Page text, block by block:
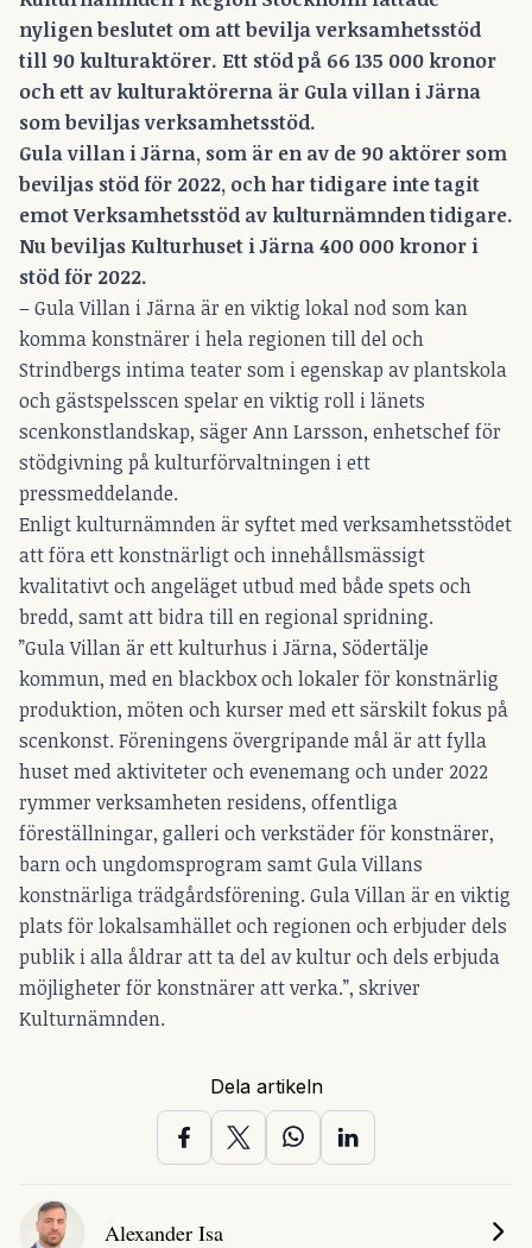
nyligen beslutet om att bevilja verksamhetsstöd
till 90 kulturaktörer. Ett stöd på 66 135 000 kronor
och ett av kulturaktörerna är Gula villan i Järna
som beviljas verksamhetsstöd.
Gula villan i Järna, som är en av de 90 aktörer som
beviljas stöd för 2022, och har tidigare inte tagit
emot Verksamhetsstöd av kulturnämnden tidigare.
Nu beviljas Kulturhuset i Järna 400 000 kronor i
stöd för 2022.
– Gula Villan i Järna är en viktig lokal nod som kan
komma konstnärer i hela regionen till del och
Strindbergs intima teater som i egenskap av plantskola
och gästspelsscen spelar en viktig roll i länets
scenkonstlandskap, säger Ann Larsson, enhetschef för
stödgivning på kulturförvaltningen i ett
pressmeddelande.
Enligt kulturnämnden är syftet med verksamhetsstödet
att föra ett konstnärligt och innehållsmässigt
kvalitativt och angeläget utbud med både spets och
bredd, samt att bidra till en regional spridning.
”Gula Villan är ett kulturhus i Järna, Södertälje
kommun, med en blackbox och lokaler för konstnärlig
produktion, möten och kurser med ett särskilt fokus på
scenkonst. Föreningens övergripande mål är att fylla
huset med aktiviteter och evenemang och under 2022
rymmer verksamheten residens, offentliga
föreställningar, galleri och verkstäder för konstnärer,
barn och ungdomsprogram samt Gula Villans
konstnärliga trädgårdsförening. Gula Villan är en viktig
plats för lokalsamhället och regionen och erbjuder dels
publik i alla åldrar att ta del av kultur och dels erbjuda
möjligheter för konstnärer att verka.”, skriver
Kulturnämnden.
Dela artikeln
Alexander Isa